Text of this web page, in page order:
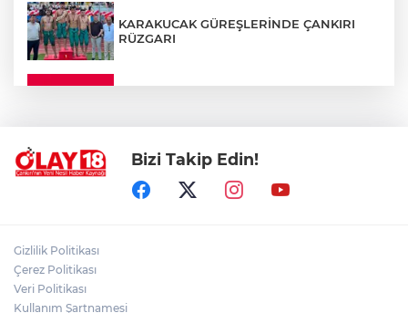
KARAKUCAK GÜREŞLERİNDE ÇANKIRI
RÜZGARI
ADEM YAYLACI ELDİVAN'DA DUALARLA
TOPRAĞA VERİLDİ
Bizi Takip Edin!
Gizlilik Politikası
Çerez Politikası
Veri Politikası
Kullanım Şartnamesi